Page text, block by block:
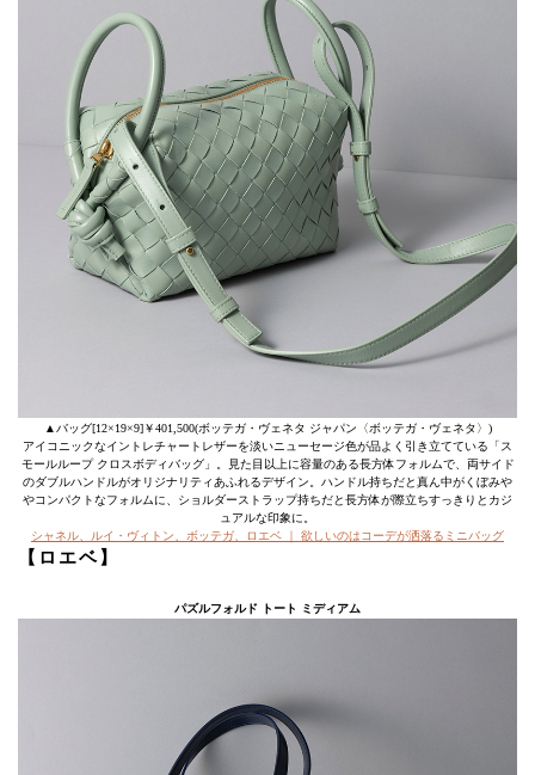
▲バッグ[12×19×9]￥401,500(ボッテガ・ヴェネタ ジャパン〈ボッテガ・ヴェネタ〉)
アイコニックなイントレチャートレザーを淡いニューセージ色が品よく引き立てている「ス
モールループ クロスボディバッグ」。見た目以上に容量のある長方体フォルムで、両サイド
のダブルハンドルがオリジナリティあふれるデザイン。ハンドル持ちだと真ん中がくぼみや
やコンパクトなフォルムに、ショルダーストラップ持ちだと長方体が際立ちすっきりとカジ
ュアルな印象に。
シャネル、ルイ・ヴィトン、ボッテガ、ロエベ ｜ 欲しいのはコーデが洒落るミニバッグ
【ロエベ】
パズルフォルド トート ミディアム